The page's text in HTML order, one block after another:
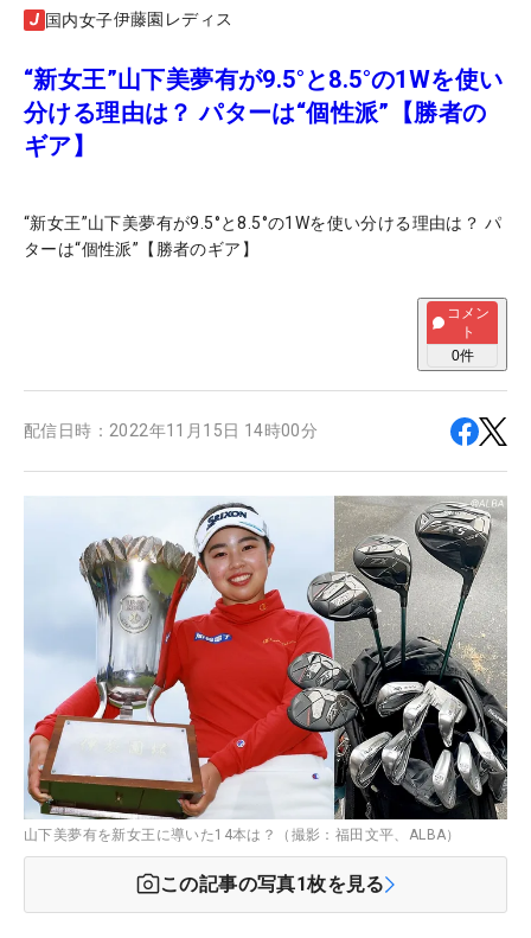
国内女子伊藤園レディス
“新女王”山下美夢有が9.5°と8.5°の1Wを使い
分ける理由は？ パターは“個性派”【勝者の
ギア】
“新女王”山下美夢有が9.5°と8.5°の1Wを使い分ける理由は？ パ
ターは“個性派”【勝者のギア】
コメン
ト
0件
配信日時： 2022年11月15日 14時00分
山下美夢有を新女王に導いた14本は？（撮影：福田文平、ALBA）
この記事の写真1枚を見る